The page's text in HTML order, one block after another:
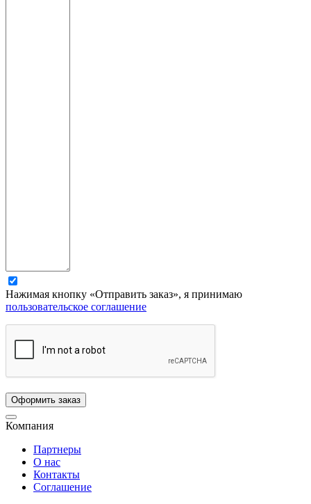
Нажимая кнопку «Отправить заказ», я принимаю
пользовательское соглашение
Компания
Партнеры
О нас
Контакты
Соглашение